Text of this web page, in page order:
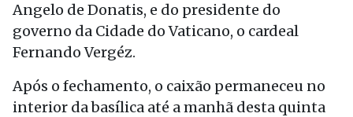
Angelo de Donatis, e do presidente do
governo da Cidade do Vaticano, o cardeal
Fernando Vergéz.
Após o fechamento, o caixão permaneceu no
interior da basílica até a manhã desta quinta